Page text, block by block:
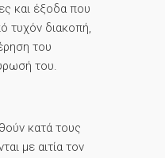
και έξοδα που
τυχόν διακοπή,
του
του.
κατά τους
με αιτία τον